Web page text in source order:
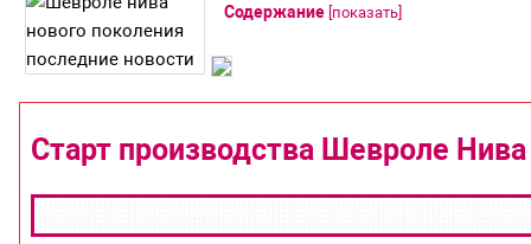
Содержание [показать]
Старт производства Шевроле